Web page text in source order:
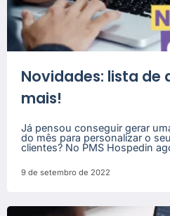
Novidades: lista de
mais!
Já pensou conseguir gerar
do mês para personalizar o
clientes? No PMS Hospedin
9 de setembro de 2022